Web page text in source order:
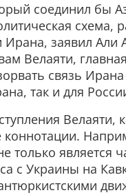
соединил бы
схема,
заявил Али
Велаяти,
связь
так и для
Велаяти,
только является
с Украины на